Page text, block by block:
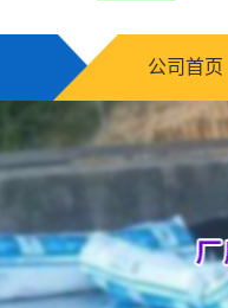
公司首页